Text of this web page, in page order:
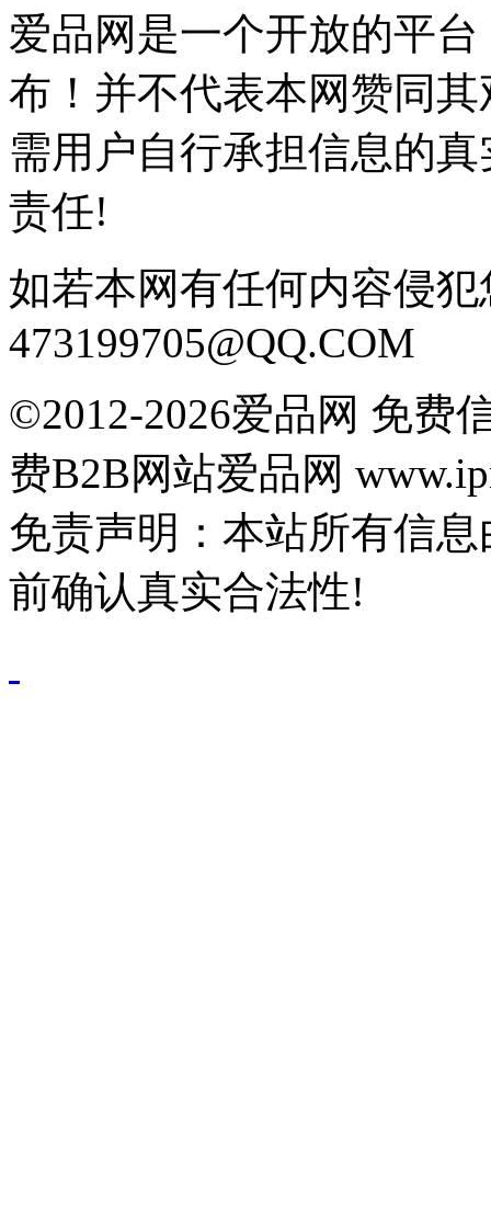
爱品网是一个开放的平
布！并不代表本网赞同
需用户自行承担信息的
责任!
如若本网有任何内容侵
473199705@QQ.COM
©2012-2026爱品网 免费
费B2B网站爱品网
免责声明：本站所有信
前确认真实合法性!